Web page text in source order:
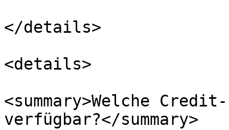
</details>
<details>
<summary>Welche
verfügbar?</summary>